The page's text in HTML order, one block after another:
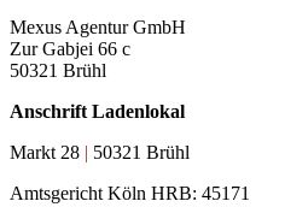
Mexus Agentur GmbH
Zur Gabjei 66 c
50321 Brühl
Anschrift Ladenlokal
Markt 28 | 50321 Brühl
Amtsgericht Köln HRB: 45171